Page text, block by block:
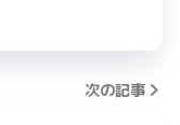
次の記事